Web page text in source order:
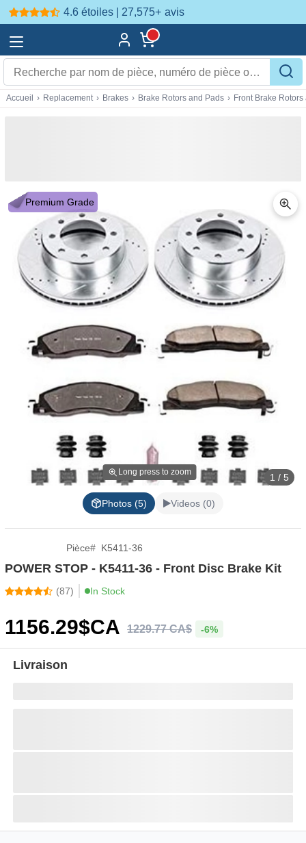
4.6 étoiles | 27,575+ avis
Accueil › Replacement › Brakes › Brake Rotors and Pads › Front Brake
Premium Grade
Long press to zoom 1 / 5
Photos (5) Videos (0)
Pièce# K5411-36
POWER STOP - K5411-36 - Front Disc Brake Kit
(87) In Stock
1156.29$CA 1229.77CA$ -6%
Livraison